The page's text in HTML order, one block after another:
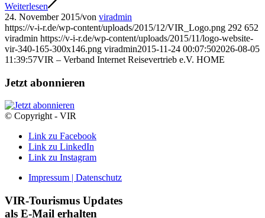
Weiterlesen
24. November 2015/von viradmin
https://v-i-r.de/wp-content/uploads/2015/12/VIR_Logo.png 292 652
viradmin https://v-i-r.de/wp-content/uploads/2015/11/logo-website-
vir-340-165-300x146.png viradmin2015-11-24 00:07:502026-08-05
11:39:57VIR – Verband Internet Reisevertrieb e.V. HOME
Jetzt abonnieren
© Copyright - VIR
Link zu Facebook
Link zu LinkedIn
Link zu Instagram
Impressum | Datenschutz
VIR-Tourismus Updates
als E-Mail erhalten